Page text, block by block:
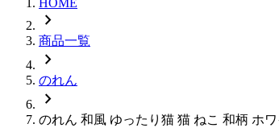
HOME
chevron_right
商品一覧
chevron_right
のれん
chevron_right
のれん 和風 ゆったり猫 猫 ねこ 和柄 ホ